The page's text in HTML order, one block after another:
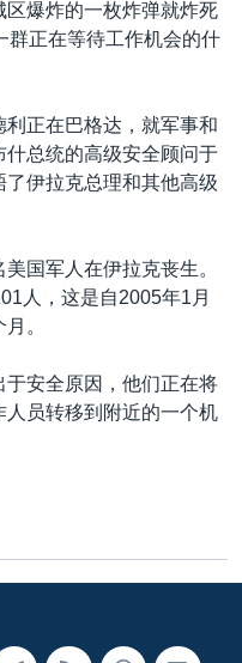
爆炸的一枚炸弹就炸死
群正在等待工作机会的什
正在巴格达，就军事和
总统的高级安全顾问于
伊拉克总理和其他高级
国军人在伊拉克丧生。
人，这是自2005年1月
。
于安全原因，他们正在将
员转移到附近的一个机